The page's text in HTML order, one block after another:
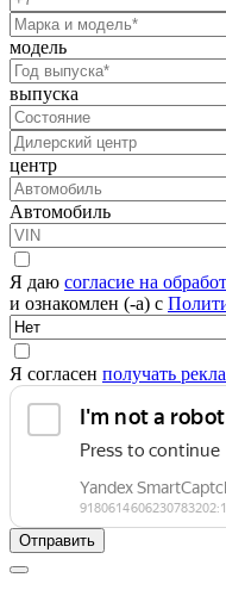
модель
выпуска
центр
Автомобиль
Я даю согласие на
и ознакомлен (-а) с
Я согласен получать